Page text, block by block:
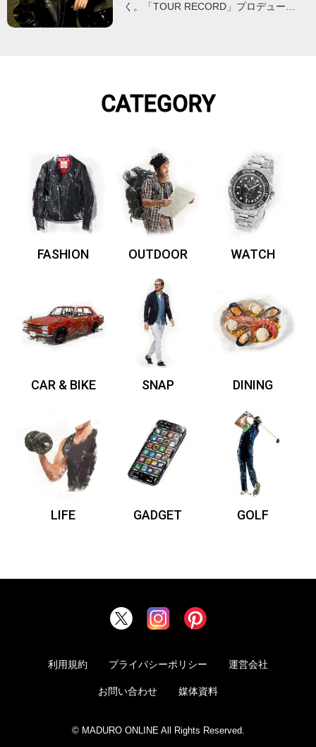
く。「TOUR RECORD」プロデュー…
CATEGORY
FASHION OUTDOOR WATCH
CAR & BIKE SNAP DINING
LIFE GADGET GOLF
利用規約 プライバシーポリシー 運営会社
お問い合わせ 媒体資料
© MADURO ONLINE All Rights Reserved.